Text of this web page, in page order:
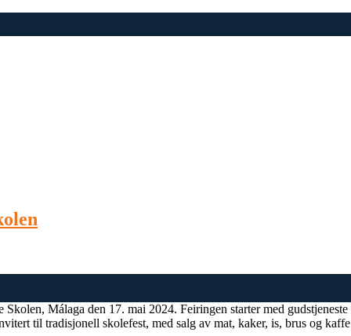
Málaga den 17. mai 2024. Feiringen starter med
til tradisjonell skolefest, med salg av mat, kaker, is, brus og